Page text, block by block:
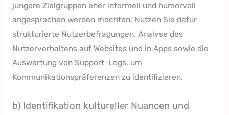
jüngere Zielgruppen eher informell und humorvoll
angesprochen werden möchten. Nutzen Sie dafür
strukturierte Nutzerbefragungen, Analyse des
Nutzerverhaltens auf Websites und in Apps sowie die
Auswertung von Support-Logs, um
Kommunikationspräferenzen zu identifizieren.
b) Identifikation kultureller Nuancen und